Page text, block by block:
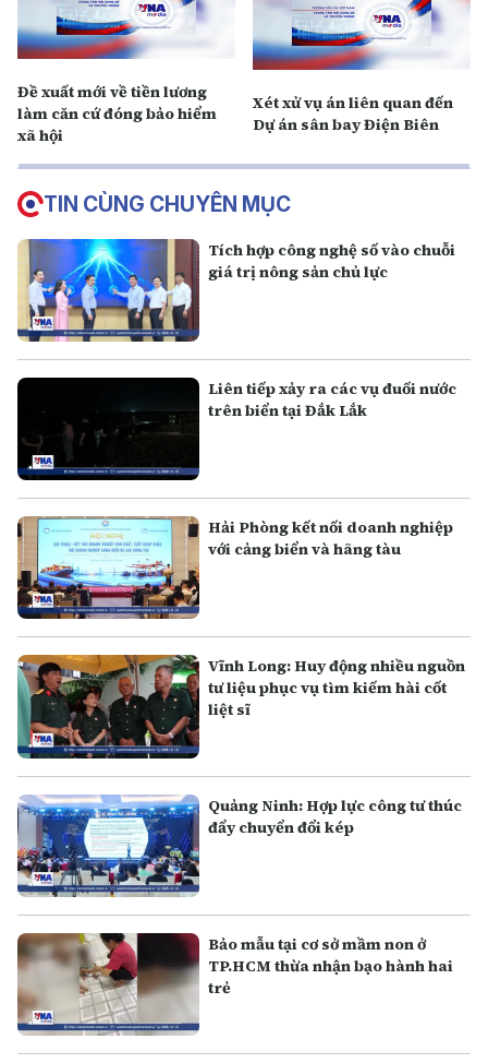
Đề xuất mới về tiền lương
làm căn cứ đóng bảo hiểm
xã hội
Xét xử vụ án liên quan đến
Dự án sân bay Điện Biên
TIN CÙNG CHUYÊN MỤC
Tích hợp công nghệ số vào chuỗi
giá trị nông sản chủ lực
Liên tiếp xảy ra các vụ đuối nước
trên biển tại Đắk Lắk
Hải Phòng kết nối doanh nghiệp
với cảng biển và hãng tàu
Vĩnh Long: Huy động nhiều nguồn
tư liệu phục vụ tìm kiếm hài cốt
liệt sĩ
Quảng Ninh: Hợp lực công tư thúc
đẩy chuyển đổi kép
Bảo mẫu tại cơ sở mầm non ở
TP.HCM thừa nhận bạo hành hai
trẻ